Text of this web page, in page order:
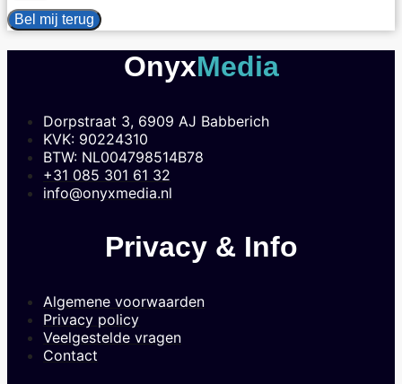
Bel mij terug
OnyxMedia
Dorpstraat 3, 6909 AJ Babberich
KVK: 90224310
BTW: NL004798514B78
+31 085 301 61 32
info@onyxmedia.nl
Privacy & Info
Algemene voorwaarden
Privacy policy
Veelgestelde vragen
Contact